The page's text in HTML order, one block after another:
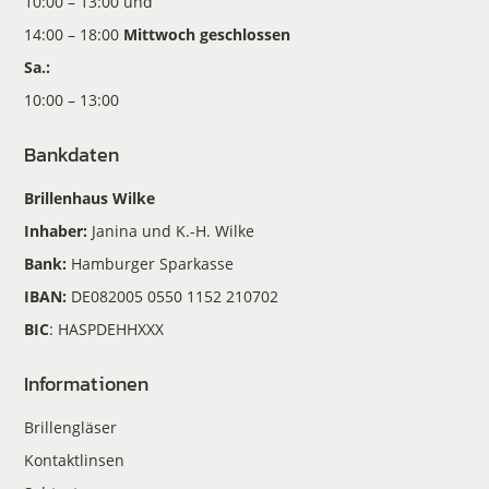
14:00 – 18:00 Mittwoch geschlossen
Sa.:
10:00 – 13:00
Bankdaten
Brillenhaus Wilke
Inhaber: Janina und K.-H. Wilke
Bank: Hamburger Sparkasse
IBAN: DE082005 0550 1152 210702
BIC: HASPDEHHXXX
Informationen
Brillengläser
Kontaktlinsen